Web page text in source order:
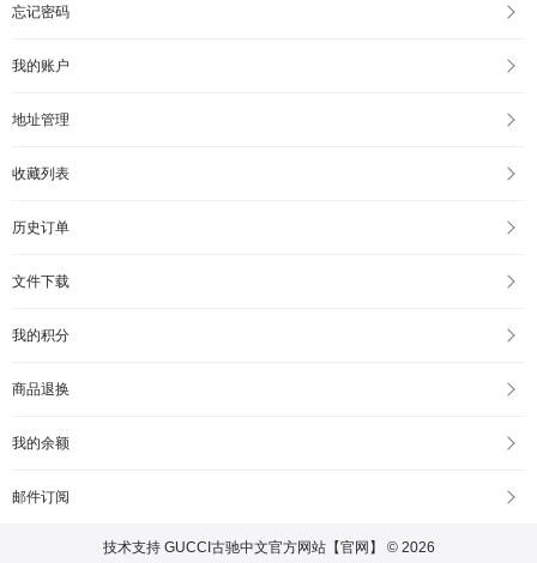
忘记密码
我的账户
地址管理
收藏列表
历史订单
文件下载
我的积分
商品退换
我的余额
邮件订阅
技术支持 GUCCI古驰中文官方网站【官网】 © 2026